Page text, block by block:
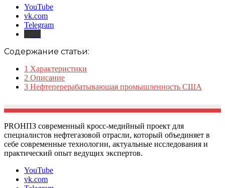
YouTube
vk.com
Telegram
Содержание статьи:
1 Характеристики
2 Описание
3 Нефтеперерабатывающая промышленность США
PROНПЗ современный кросс-медийный проект для
специалистов нефтегазовой отрасли, который объединяет в
себе современные технологии, актуальные исследования и
практический опыт ведущих экспертов.
YouTube
vk.com